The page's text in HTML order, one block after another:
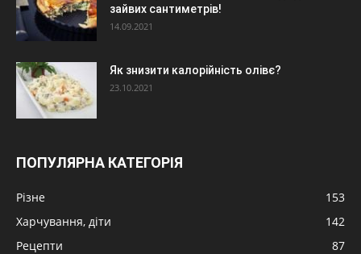
зайвих сантиметрів!
14.09.2021
Як знизити калорійність олівє?
23.10.2021
ПОПУЛЯРНА КАТЕГОРІЯ
Різне
153
Харчування, діти
142
Рецепти
87